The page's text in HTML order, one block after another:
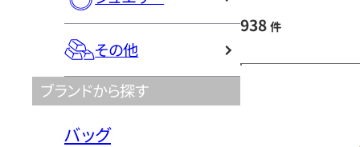
その他
ブランドから探す
バッグ
938 件